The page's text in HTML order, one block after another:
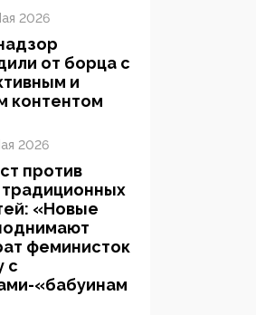
2026
от борца с
и
контентом
2026
против
«Новые
феминисток
с
«бабуинам